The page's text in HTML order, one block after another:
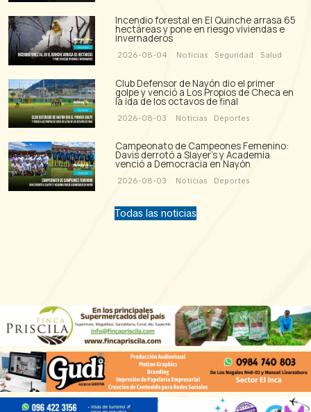
Incendio forestal en El Quinche arrasa 65
hectáreas y pone en riesgo viviendas e
invernaderos
2026-08-04 Noticias Seguridad Salud
Club Defensor de Nayón dio el primer
golpe y venció a Los Propios de Checa en
la ida de los octavos de final
2026-08-03 Noticias Deportes
Campeonato de Campeones Femenino:
Davis derrotó a Slayer's y Academia
venció a Democracia en Nayón
2026-08-03 Noticias Deportes
Todas las noticias